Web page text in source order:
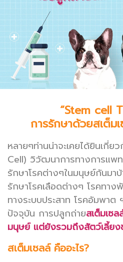
“Stem cell
การรักษาด้วยสเต็ม
หลายๆท่านน่าจะเคยได้ยินเกี่ย
Cell) วิวัฒนาการทางการแพ
รักษาโรคต่างๆในมนุษย์กันมา
รักษาโรคเลือดต่างๆ โรคทา
ทางระบบประสาท โรคอัมพาต
ปัจจุบัน การปลูกถ่ายสเต็มเซล
มนุษย์ แต่ยังรวมถึงสัตว์เลี้ยง
สเต็มเซลล์ คืออะไร?